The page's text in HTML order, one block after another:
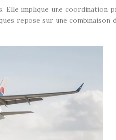
Elle implique une coordination
repose sur une